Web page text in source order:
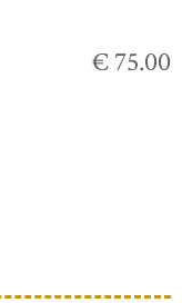
€ 75.00